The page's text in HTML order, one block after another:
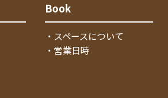
Book
・スペースについて
・営業日時